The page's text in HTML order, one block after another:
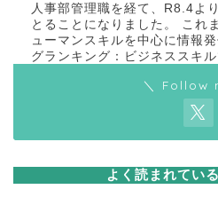
人事部管理職を経て、R8.4よ
とることになりました。 これ
ューマンスキルを中心に情報
グランキング：ビジネススキ
＼ Follow
よく読まれてい